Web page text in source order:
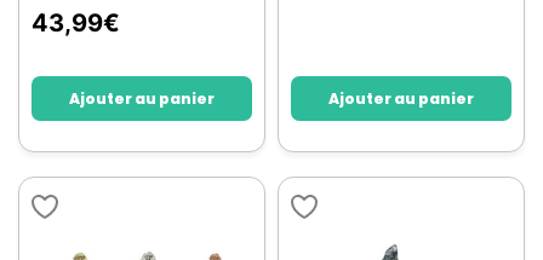
43,99€
Ajouter au panier Ajouter au panier